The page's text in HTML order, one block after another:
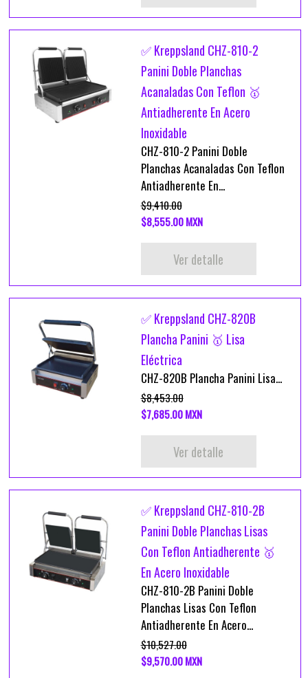
✅ Kreppsland CHZ-810-2
Panini Doble Planchas
Acanaladas Con Teflon 🥇
Antiadherente En Acero
Inoxidable
CHZ-810-2 Panini Doble
Planchas Acanaladas Con Teflon
Antiadherente En...
$9,410.00
$8,555.00 MXN
Ver detalle
✅ Kreppsland CHZ-820B
Plancha Panini 🥇 Lisa
Eléctrica
CHZ-820B Plancha Panini Lisa...
$8,453.00
$7,685.00 MXN
Ver detalle
✅ Kreppsland CHZ-810-2B
Panini Doble Planchas Lisas
Con Teflon Antiadherente 🥇
En Acero Inoxidable
CHZ-810-2B Panini Doble
Planchas Lisas Con Teflon
Antiadherente En Acero...
$10,527.00
$9,570.00 MXN